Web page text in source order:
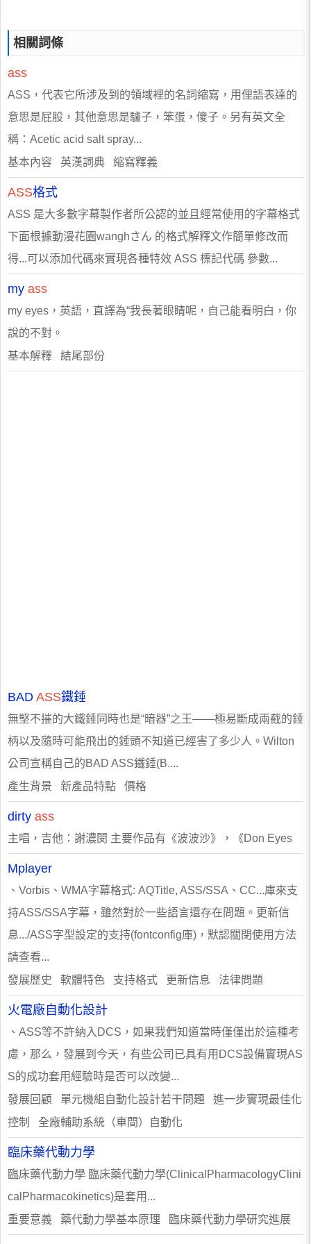
相關詞條
ass
ASS，代表它所涉及到的領域裡的名詞縮寫，用俚語表達的
意思是屁股，其他意思是驢子，笨蛋，傻子。另有英文全
稱：Acetic acid salt spray...
基本內容 英漢詞典 縮寫釋義
ASS格式
ASS 是大多數字幕製作者所公認的並且經常使用的字幕格式
下面根據動漫花園wanghさん 的格式解釋文作簡單修改而
得...可以添加代碼來實現各種特效 ASS 標記代碼 參數...
my ass
my eyes，英語，直譯為“我長著眼睛呢，自己能看明白，你
說的不對。
基本解釋 結尾部份
BAD ASS鐵錘
無堅不摧的大鐵錘同時也是“暗器”之王——極易斷成兩截的錘
柄以及隨時可能飛出的錘頭不知道已經害了多少人。Wilton
公司宣稱自己的BAD ASS鐵錘(B....
產生背景 新產品特點 價格
dirty ass
主唱，吉他：謝濃閔 主要作品有《波波沙》，《Don Eyes
Mplayer
、Vorbis、WMA字幕格式: AQTitle, ASS/SSA、CC...庫來支
持ASS/SSA字幕，雖然對於一些語言還存在問題。更新信
息.../ASS字型設定的支持(fontconfig庫)，默認關閉使用方法
請查看...
發展歷史 軟體特色 支持格式 更新信息 法律問題
火電廠自動化設計
、ASS等不許納入DCS，如果我們知道當時僅僅出於這種考
慮，那么，發展到今天，有些公司已具有用DCS設備實現AS
S的成功套用經驗時是否可以改變...
發展回顧 單元機組自動化設計若干問題 進一步實現最佳化
控制 全廠輔助系統（車間）自動化
臨床藥代動力學
臨床藥代動力學 臨床藥代動力學(ClinicalPharmacologyClini
calPharmacokinetics)是套用...
重要意義 藥代動力學基本原理 臨床藥代動力學研究進展